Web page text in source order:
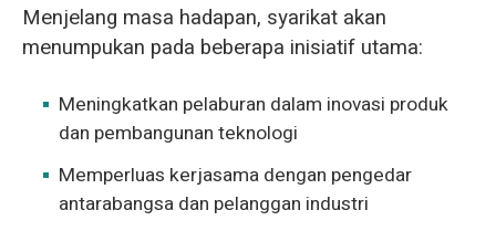
Menjelang masa hadapan, syarikat akan
menumpukan pada beberapa inisiatif utama:
Meningkatkan pelaburan dalam inovasi produk
dan pembangunan teknologi
Memperluas kerjasama dengan pengedar
antarabangsa dan pelanggan industri